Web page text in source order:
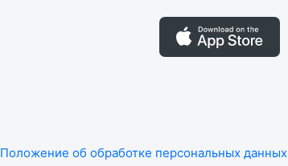
Положение об обработке персональных данных